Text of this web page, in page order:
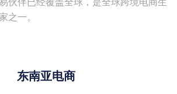
之一。
东南亚电商